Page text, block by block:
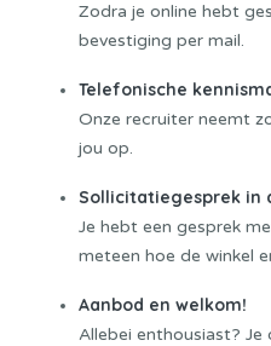
Zodra je online hebt
bevestiging per mail.
Telefonische
Onze recruiter neemt
jou op.
Sollicitatiegesprek in
Je hebt een gesprek
meteen hoe de winkel
Aanbod en welkom!
Allebei enthousiast?